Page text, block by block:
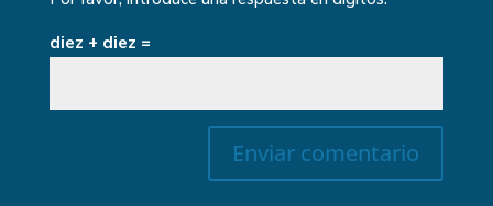
diez + diez =